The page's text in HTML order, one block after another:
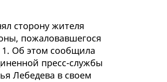
сторону жителя
пожаловавшегося
Об этом сообщила
пресс-службы
Лебедева в своем